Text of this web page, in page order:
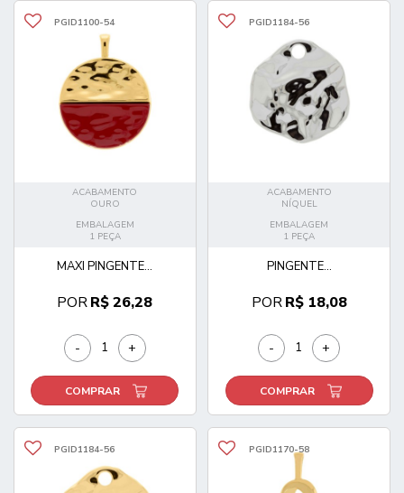
PGID1100-54
ACABAMENTO
OURO
EMBALAGEM
1 PEÇA
MAXI PINGENTE...
PORR$ 26,28
- +
COMPRAR
PGID1184-56
ACABAMENTO
NÍQUEL
EMBALAGEM
1 PEÇA
PINGENTE...
PORR$ 18,08
- +
COMPRAR
PGID1184-56 PGID1170-58